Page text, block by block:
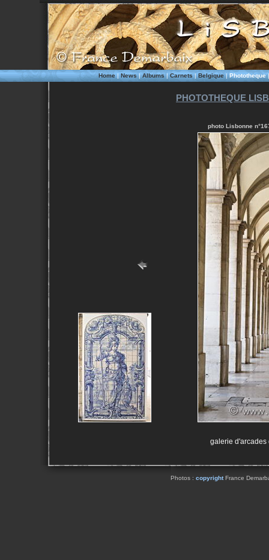
Home|News|Albums|Carnets|Belgique|Phototheque
PHOTOTHEQUE
photo Lisbonne
galerie d'arcades
Photos : copyrightFrance